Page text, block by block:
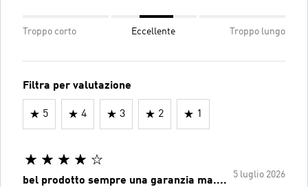
Troppo corto Eccellente Troppo lungo
Filtra per valutazione
5 4 3 2 1
5 luglio 2026
bel prodotto sempre una garanzia ma....